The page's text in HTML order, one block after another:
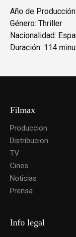
Año de
Género: Thriller
Nacionalidad:
Duración: 114
Filmax
Produccion
Distribucion
TV
Cines
Noticias
Prensa
Info legal